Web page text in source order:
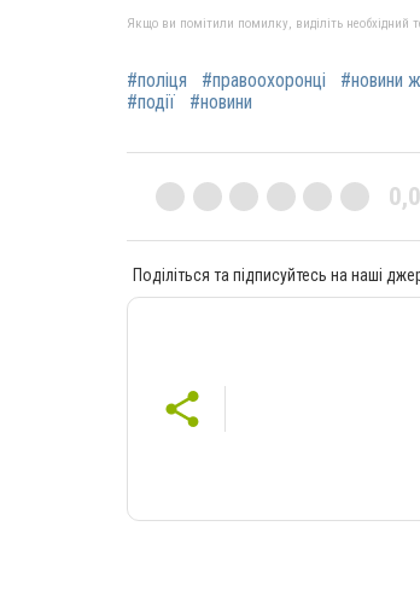
Якщо ви помітили помилку, виділіть необхідний
#поліця #правоохоронці #новини
#події
#новини
0,0
Поділіться та підписуйтесь на наші